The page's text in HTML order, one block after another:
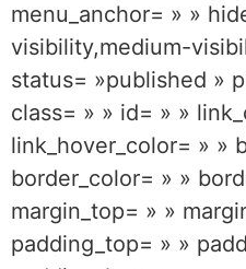
menu_anchor= » »
visibility,medium-
status= »published »
class= » » id= » »
link_hover_color= » »
border_color= » »
margin_top= » »
padding_top= » »